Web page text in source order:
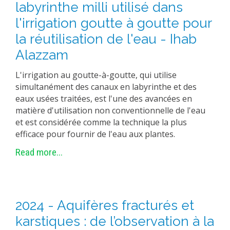
labyrinthe milli utilisé dans
l'irrigation goutte à goutte pour
la réutilisation de l'eau - Ihab
Alazzam
L'irrigation au goutte-à-goutte, qui utilise
simultanément des canaux en labyrinthe et des
eaux usées traitées, est l'une des avancées en
matière d'utilisation non conventionnelle de l'eau
et est considérée comme la technique la plus
efficace pour fournir de l'eau aux plantes.
Read more...
2024 - Aquifères fracturés et
karstiques : de l’observation à la